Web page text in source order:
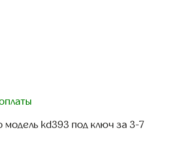
модель kd393 под ключ за 3-7